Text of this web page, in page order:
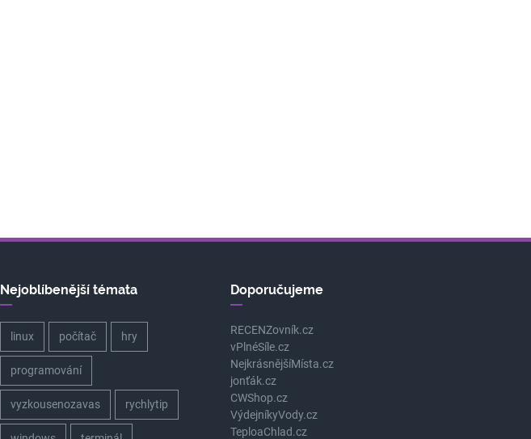
Nejoblíbenější témata
linux počítač hry
programování
vyzkousenozavas rychlytip
Doporučujeme
RECENZovník.cz
vPlnéSíle.cz
NejkrásnějšíMísta.cz
jonťák.cz
CWShop.cz
VýdejníkyVody.cz
TeploaChlad.cz